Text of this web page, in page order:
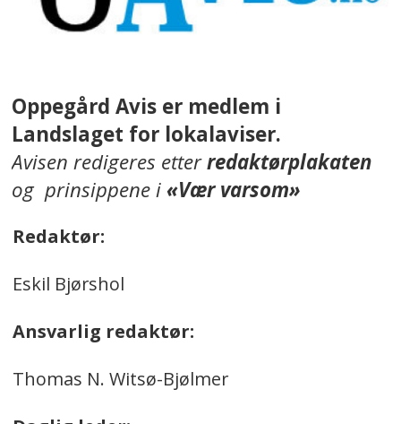
Oppegård Avis er medlem i
Landslaget for lokalaviser.
Avisen redigeres etterredaktørplakaten
og prinsippene i«Vær varsom»
Redaktør:
Eskil Bjørshol
Ansvarlig redaktør:
Thomas N. Witsø-Bjølmer